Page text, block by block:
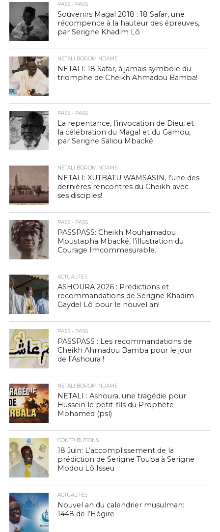
PASS - PASS
Souvenirs Magal 2018 : 18 Safar, une
récompence à la hauteur des épreuves,
par Serigne Khadim Lô
NETALI BOROM NDAME
NETALI: 18 Safar, à jamais symbole du
triomphe de Cheikh Ahmadou Bamba!
PASS - PASS
La repentance, l’invocation de Dieu, et
la célébration du Magal et du Gamou,
par Serigne Saliou Mbacké
NETALI BOROM NDAME
NETALI: XUTBATU WAMSASIN, l’une des
dernières rencontres du Cheikh avec
ses disciples!
PASS - PASS
PASSPASS: Cheikh Mouhamadou
Moustapha Mbacké, l’illustration du
Courage Imcommesurable.
ACTUALITÉS
ASHOURA 2026 : Prédictions et
recommandations de Serigne Khadim
Gaydel Lô pour le nouvel an!
PASS - PASS
PASSPASS : Les recommandations de
Cheikh Ahmadou Bamba pour le jour
de l’Ashoura !
NETALI BOROM NDAME
NETALI : Ashoura, une tragédie pour
Hussein le petit-fils du Prophète
Mohamed (psl)
CONTRIBUTIONS
18 Juin: L’accomplissement de la
prédiction de Serigne Touba à Serigne
Modou Lô Isseu
ACTUALITÉS
Nouvel an du calendrier musulman:
1448 de l’Hégire